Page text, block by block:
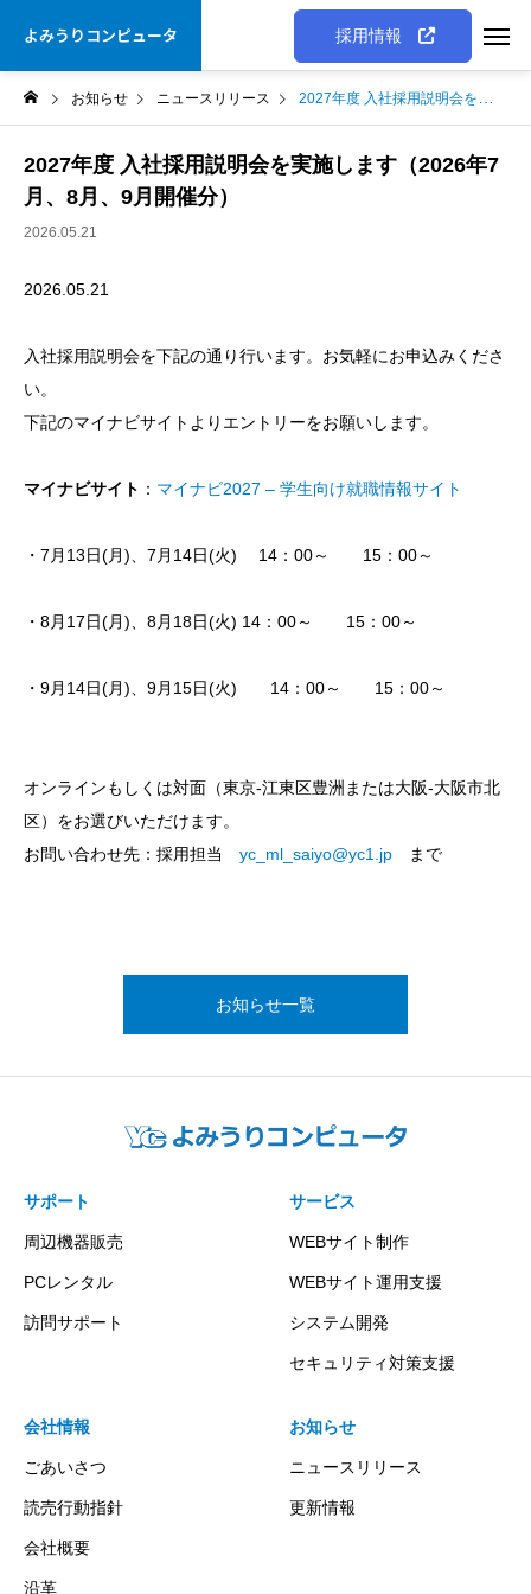
よみうりコンピュータ 採用情報
お知らせ ニュースリリース 2027年度 入社採用説明会を実施します（2026年7月、8月、9月開催分）
2027年度 入社採用説明会を実施します（2026年7
月、8月、9月開催分）
2026.05.21
2026.05.21
入社採用説明会を下記の通り行います。お気軽にお申込みくださ
い。
下記のマイナビサイトよりエントリーをお願いします。
マイナビサイト ： マイナビ2027 – 学生向け就職情報サイト
・7月13日(月)、7月14日(火) 14：00～ 15：00～
・8月17日(月)、8月18日(火) 14：00～ 15：00～
・9月14日(月)、9月15日(火) 14：00～ 15：00～
オンラインもしくは対面（東京-江東区豊洲または大阪-大阪市北
区）をお選びいただけます。
お問い合わせ先：採用担当 yc_ml_saiyo@yc1.jp まで
お知らせ一覧
サポート
周辺機器販売
PCレンタル
訪問サポート
サービス
WEBサイト制作
WEBサイト運用支援
システム開発
セキュリティ対策支援
会社情報
ごあいさつ
読売行動指針
会社概要
沿革
お知らせ
ニュースリリース
更新情報